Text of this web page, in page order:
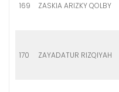
169 ZASKIA ARIZKY QOLBY
170 ZAYADATUR RIZQIYAH